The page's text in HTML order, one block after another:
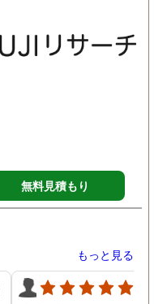
無料見積もり
もっと見る